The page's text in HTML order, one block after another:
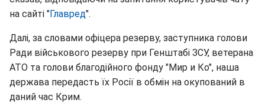
на сайті "Главред".
Далі, за словами офіцера резерву, заступника голови
Ради військового резерву при Генштабі ЗСУ, ветерана
АТО та голови благодійного фонду "Мир и Ко", наша
держава передасть їх Росії в обмін на окупований в
даний час Крим.